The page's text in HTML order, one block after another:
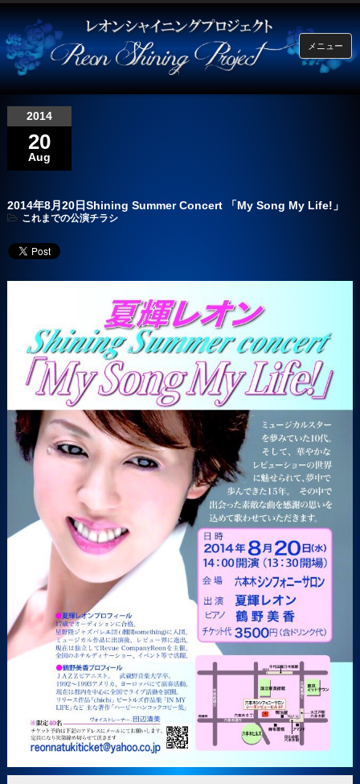
メニュー
2014
20
Aug
2014年8月20日Shining Summer Concert 「My Song My Life!」
これまでの公演チラシ